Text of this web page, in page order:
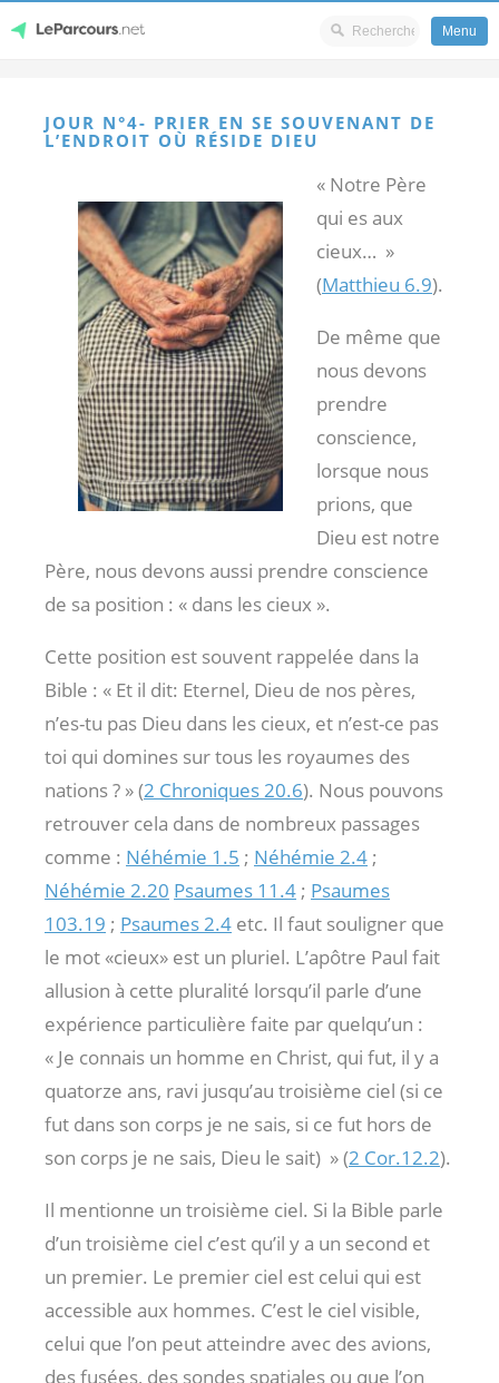
content
Menu
JOUR N°4- PRIER EN SE SOUVENANT DE
L’ENDROIT OÙ RÉSIDE DIEU
« Notre Père
qui es aux
cieux… »
(Matthieu 6.9).
De même que
nous devons
prendre
conscience,
lorsque nous
prions, que
Dieu est notre
Père, nous devons aussi prendre conscience
de sa position : « dans les cieux ».
Cette position est souvent rappelée dans la
Bible : « Et il dit: Eternel, Dieu de nos pères,
n’es-tu pas Dieu dans les cieux, et n’est-ce pas
toi qui domines sur tous les royaumes des
nations ? » (2 Chroniques 20.6). Nous pouvons
retrouver cela dans de nombreux passages
comme : Néhémie 1.5 ; Néhémie 2.4 ;
Néhémie 2.20 Psaumes 11.4 ; Psaumes
103.19 ; Psaumes 2.4 etc. Il faut souligner que
le mot «cieux» est un pluriel. L’apôtre Paul fait
allusion à cette pluralité lorsqu’il parle d’une
expérience particulière faite par quelqu’un :
« Je connais un homme en Christ, qui fut, il y a
quatorze ans, ravi jusqu’au troisième ciel (si ce
fut dans son corps je ne sais, si ce fut hors de
son corps je ne sais, Dieu le sait) » (2 Cor.12.2).
Il mentionne un troisième ciel. Si la Bible parle
d’un troisième ciel c’est qu’il y a un second et
un premier. Le premier ciel est celui qui est
accessible aux hommes. C’est le ciel visible,
celui que l’on peut atteindre avec des avions,
des fusées, des sondes spatiales ou que l’on